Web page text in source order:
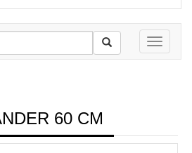
Toggle
60 CM